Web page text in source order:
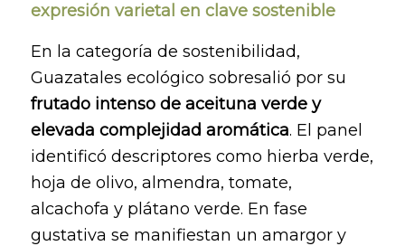
expresión varietal en clave sostenible
En la categoría de sostenibilidad,
Guazatales ecológico sobresalió por su
frutado intenso de aceituna verde y
elevada complejidad aromática. El panel
identificó descriptores como hierba verde,
hoja de olivo, almendra, tomate,
alcachofa y plátano verde. En fase
gustativa se manifiestan un amargor y